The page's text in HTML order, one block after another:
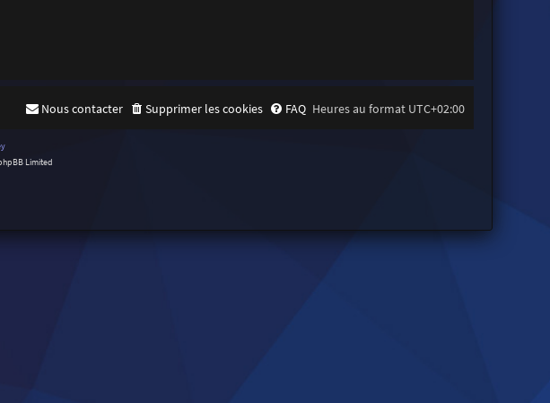
Heures au format UTC+02:00
FAQ
Supprimer les cookies
Nous contacter
Limited